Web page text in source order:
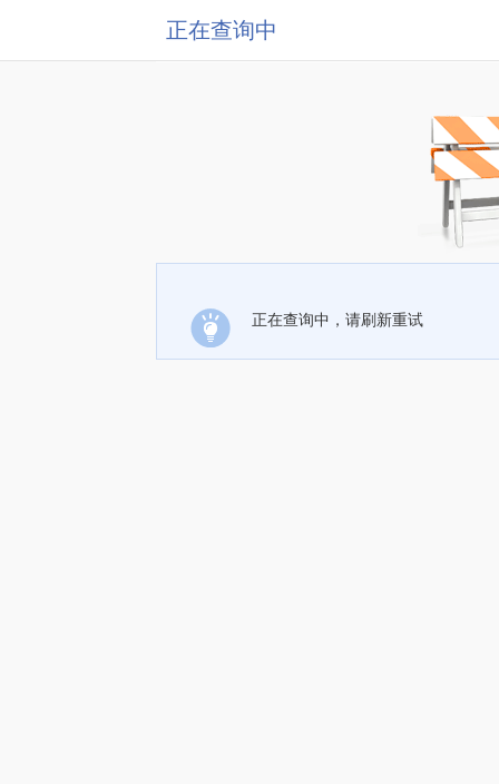
正在查询中
正在查询中，请刷新重试